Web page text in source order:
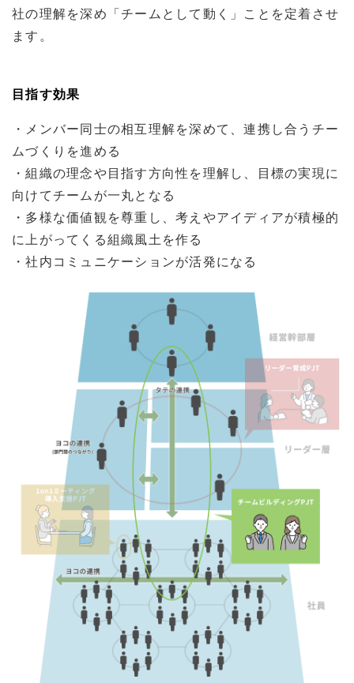
社の理解を深め「チームとして動く」ことを定着させ
ます。
目指す効果
・メンバー同士の相互理解を深めて、連携し合うチー
ムづくりを進める
・組織の理念や目指す方向性を理解し、目標の実現に
向けてチームが一丸となる
・多様な価値観を尊重し、考えやアイディアが積極的
に上がってくる組織風土を作る
・社内コミュニケーションが活発になる